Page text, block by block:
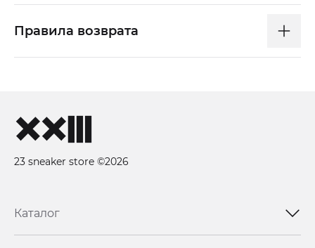
Правила возврата
23 sneaker store ©2026
Каталог